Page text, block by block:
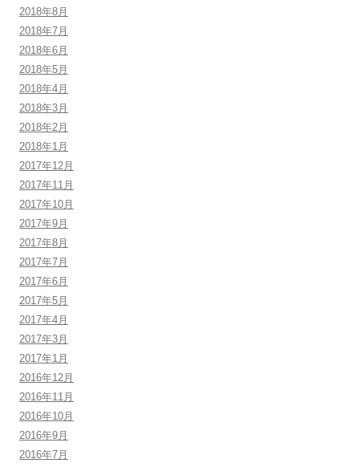
2018年8月
2018年7月
2018年6月
2018年5月
2018年4月
2018年3月
2018年2月
2018年1月
2017年12月
2017年11月
2017年10月
2017年9月
2017年8月
2017年7月
2017年6月
2017年5月
2017年4月
2017年3月
2017年1月
2016年12月
2016年11月
2016年10月
2016年9月
2016年7月